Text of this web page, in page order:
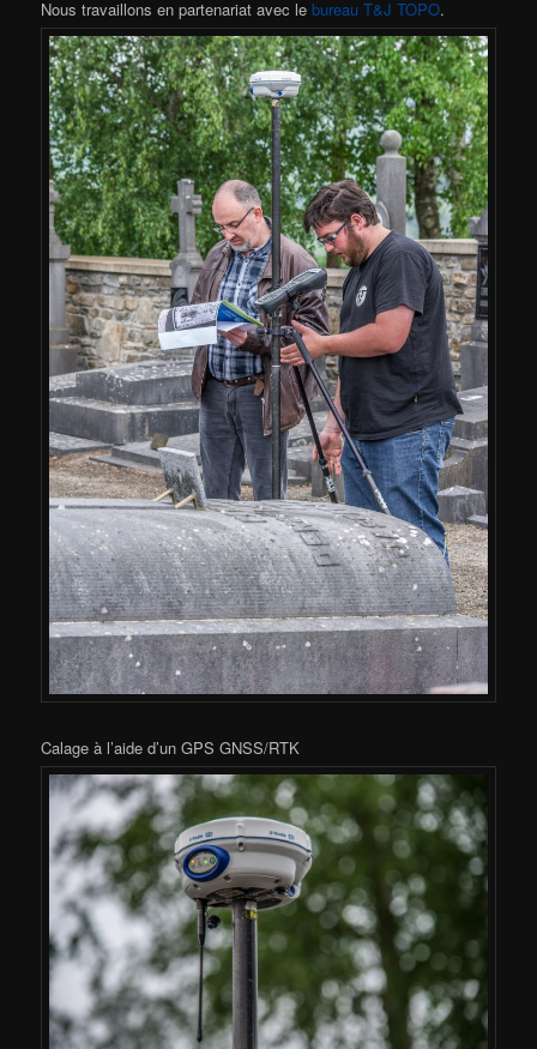
Nous travaillons en partenariat avec lebureau T&J TOPO.
Calage à l’aide d’un GPS GNSS/RTK